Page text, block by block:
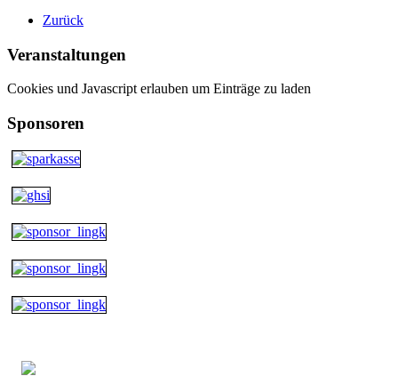
Zurück
Veranstaltungen
Cookies und Javascript erlauben um Einträge zu laden
Sponsoren